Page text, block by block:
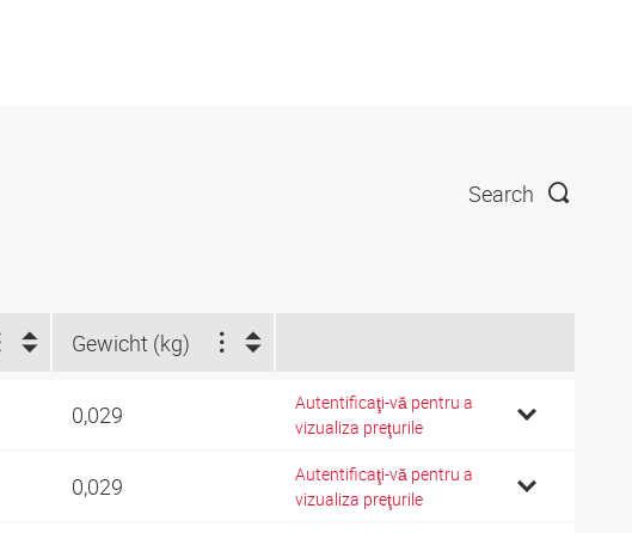
Search
Gewicht (kg)
0,029
Autentificaţi-vă pentru a
vizualiza preţurile
0,029
Autentificaţi-vă pentru a
vizualiza preţurile